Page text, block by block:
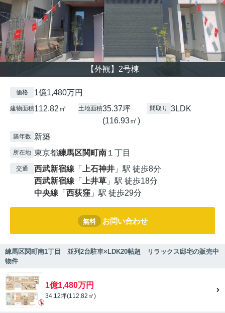
【外観】2号棟
価格 1億1,480万円
建物面積112.82㎡ 土地面積35.37坪
(116.93㎡)
間取り 3LDK
築年数 新築
所在地 東京都練馬区関町南 １丁目
交通 西武新宿線 「 上石神井 」駅 徒歩8分
西武新宿線 「 上井草 」駅 徒歩18分
中央線 「 西荻窪 」駅 徒歩29分
無料 お問い合わせ
練馬区関町南1丁目 並列2台駐車×LDK20帖超 リラックス邸宅の販売中
物件
1億1,480万円
34.12坪(112.82㎡)